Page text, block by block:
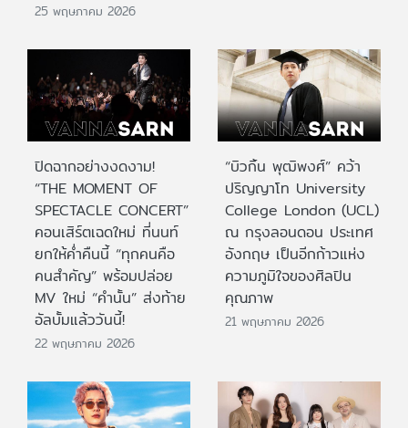
25 พฤษภาคม 2026
ปิดฉากอย่างงดงาม!
“THE MOMENT OF
SPECTACLE CONCERT”
คอนเสิร์ตเฉดใหม่ ที่นนท์
ยกให้ค่ำคืนนี้ “ทุกคนคือ
คนสำคัญ” พร้อมปล่อย
MV ใหม่ “คำนั้น” ส่งท้าย
อัลบั้มแล้ววันนี้!
22 พฤษภาคม 2026
“บิวกิ้น พุฒิพงศ์” คว้า
ปริญญาโท University
College London (UCL)
ณ กรุงลอนดอน ประเทศ
อังกฤษ เป็นอีกก้าวแห่ง
ความภูมิใจของศิลปิน
คุณภาพ
21 พฤษภาคม 2026